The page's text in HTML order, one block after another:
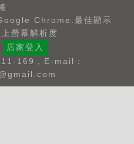
Chrome.最佳顯示
螢幕解析度
店家登入
169，E-mail：